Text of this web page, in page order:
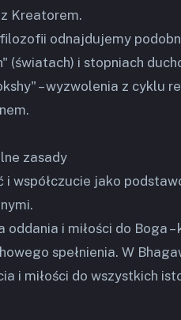
Kreatorem.
odnajdujemy
(światach) i stopniach
– wyzwolenia z cyklu
zasady
i współczucie jako
i miłości do Boga –
spełnienia. W
i miłości do wszystkich